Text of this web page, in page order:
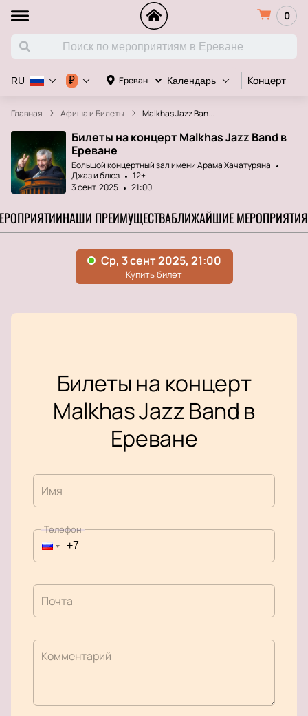
0
Ереван Календарь Концерт
RU ₽
Главная Афиша и Билеты Malkhas Jazz Ban...
Билеты на концерт Malkhas Jazz Band в
Ереване
Большой концертный зал имени Арама Хачатуряна
Джаз и блюз
12+
3 сент. 2025
21:00
НАШИ ПРЕИМУЩЕСТВАБЛИЖАЙШИЕ МЕРОПРИЯТИЯ
Билеты на концерт
Malkhas Jazz Band в
Ереване
Имя
Телефон
Почта
Комментарий